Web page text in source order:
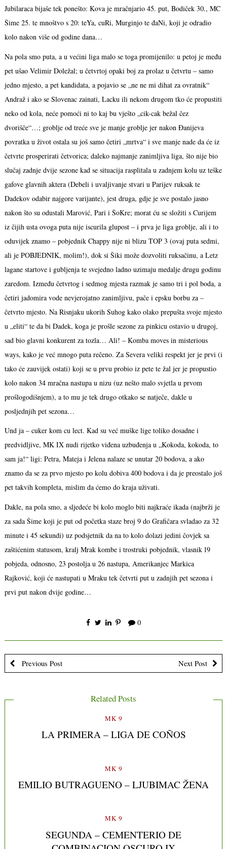
Jubilaraca bijaše tek ponešto: Kova je mračnjario 45. put, Bodiček 30., MC
Šime 25. te mnoštvo s 20: teYa, cuRi, Murginjo te đaNi, koji je odradio
kolo nakon više od godine dana…
Na pola smo puta, a u većini liga malo se toga promijenilo: u petoj je među
pet ušao Velimir Doležal; u četvrtoj opaki boj za prolaz u četvrtu – samo
jedno mjesto, a pet kandidata, a pojavio se „ne ne mi dihat za ovratnik“
Andraž i ako se Slovenac zainati, Lacku ili nekom drugom tko će propustiti
neko od kola, neće pomoći ni to kaj bu vješto „cik-cak bežal čez
dvorišče“…; groblje od treće sve je manje groblje jer nakon Đanijeva
povratka u život ostala su još samo četiri „mrtva“ i sve manje nade da će iz
četvrte prosperirati četvorica; daleko najmanje zanimljiva liga, što nije bio
slučaj zadnje dvije sezone kad se situacija rasplitala u zadnjem kolu uz teške
gafove glavnih aktera (Debeli i uvaljivanje stvari u Parijev ruksak te
Dadekov odabir najgore varijante), jest druga, gdje je sve postalo jasno
nakon što su odustali Marović, Pari i ŠoKre; morat ću se složiti s Curijem
iz čijih usta ovoga puta nije iscurila glupost – i prva je liga groblje, ali i to
oduvijek znamo – pobjednik Chappy nije ni blizu TOP 3 (ovaj puta sedmi,
ali je POBJEDNIK, molim!), dok si Šiki može dozvoliti ruksačinu, a Letz
lagane startove i gubljenja te svejedno ladno uzimaju medalje drugu godinu
zaredom. Između četvrtog i sedmog mjesta razmak je samo tri i pol boda, a
četiri jadomira vode nevjerojatno zanimljivu, pače i epsku borbu za –
četvrto mjesto. Na Risnjaku ukorih Suhog kako olako prepušta svoje mjesto
u „eliti“ te da bi Dadek, koga je prošle sezone za pinkicu ostavio u drugoj,
sad bio glavni konkurent za tozla… Ali! – Komba moves in misterious
ways, kako je već mnogo puta rečeno. Za Severa veliki respekt jer je prvi (i
tako će zauvijek ostati) koji se u prvu probio iz pete te žal jer je propustio
kolo nakon 34 mračna nastupa u nizu (uz nešto malo svjetla u prvom
prošlogodišnjem), a to mu je tek drugo otkako se natječe, dakle u
posljednjih pet sezona…
Und ja – cuker kom cu lect. Kad su već muške lige toliko dosadne i
predvidljive, MK IX nudi rijetko viđena uzbuđenja u „Kokoda, kokoda, to
sam ja!“ ligi: Petra, Mateja i Jelena nalaze se unutar 20 bodova, a ako
znamo da se za prvo mjesto po kolu dobiva 400 bodova i da je preostalo još
pet takvih kompleta, mislim da ćemo do kraja uživati.
Dakle, na pola smo, a sljedeće bi kolo moglo biti najkraće ikada (najbrži je
za sada Šime koji je put od početka staze broj 9 do Grafičara svladao za 32
minute i 45 sekundi) uz podsjetnik da na to kolo dolazi jedini čovjek sa
zaštićenim statusom, kralj Mrak kombe i trostruki pobjednik, vlasnik 19
pobjeda, odnosno, 23 postolja u 26 nastupa, Amerikanjec Markica
Rajković, koji će nastupati u Mraku tek četvrti put u zadnjih pet sezona i
prvi put nakon dvije godine…
0
Previous Post Next Post
Related Posts
MK 9
LA PRIMERA – LIGA DE COÑOS
MK 9
EMILIO BUTRAGUENO – LJUBIMAC ŽENA
MK 9
SEGUNDA – CEMENTERIO DE